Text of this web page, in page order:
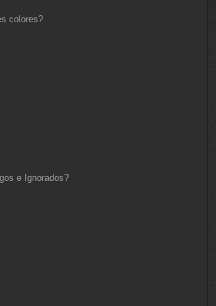
colores?
e Ignorados?